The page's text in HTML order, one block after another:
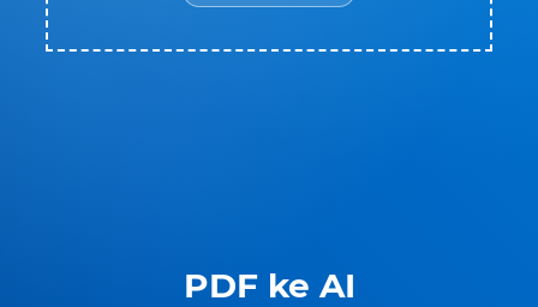
PDF ke AI